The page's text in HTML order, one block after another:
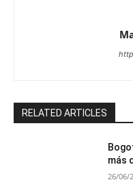
RELATED ARTICLES
más
26/06/